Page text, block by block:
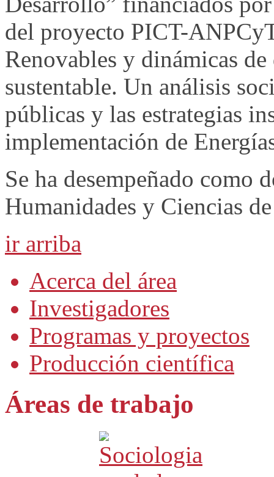
del proyecto PICT-
Renovables y dinámicas
sustentable. Un análisis
públicas y las estrategias
implementación de
Se ha desempeñado como
Humanidades y Ciencias
ir arriba
Acerca del área
Investigadores
Programas y proyectos
Producción científica
Áreas de trabajo